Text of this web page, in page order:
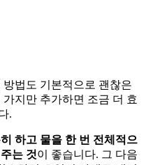
법도 기본적으로 괜찮은
지만 추가하면 조금 더 효
.
하고 물을 한 번 전체적으
는 것이 좋습니다. 그 다음